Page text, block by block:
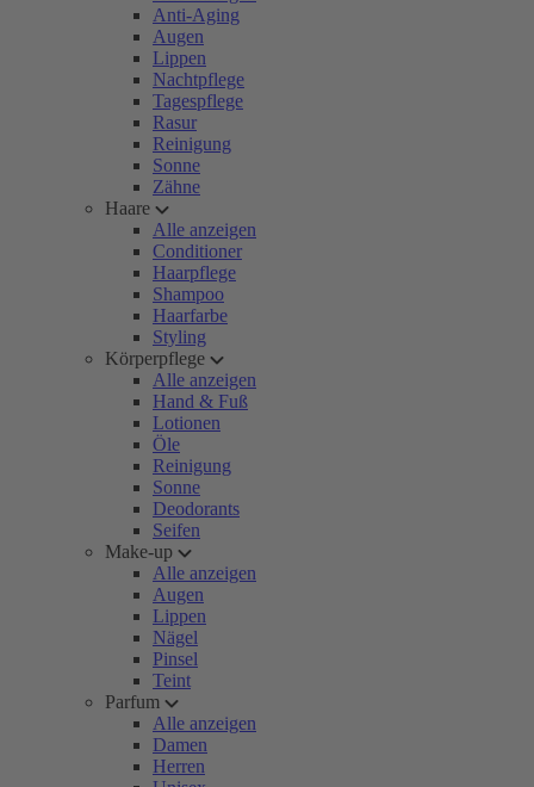
Anti-Aging
Augen
Lippen
Nachtpflege
Tagespflege
Rasur
Reinigung
Sonne
Zähne
Haare
Alle anzeigen
Conditioner
Haarpflege
Shampoo
Haarfarbe
Styling
Körperpflege
Alle anzeigen
Hand & Fuß
Lotionen
Öle
Reinigung
Sonne
Deodorants
Seifen
Make-up
Alle anzeigen
Augen
Lippen
Nägel
Pinsel
Teint
Parfum
Alle anzeigen
Damen
Herren